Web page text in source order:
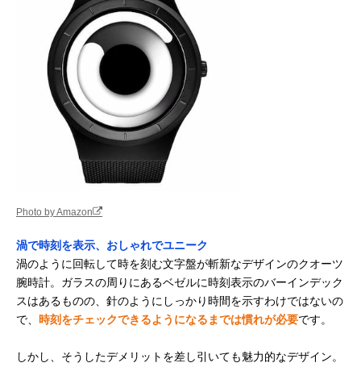
Photo by Amazon
渦で時刻を表示、おしゃれでユニーク
渦のように回転して時を刻む文字盤が斬新なデザインのクオーツ
腕時計。ガラスの周りにあるベゼルに時刻表示のバーインデック
スはあるものの、針のようにしっかり時間を示すわけではないの
で、 時刻をチェックできるようになるまでは慣れが必要です。
しかし、そうしたデメリットを差し引いても魅力的なデザイン。